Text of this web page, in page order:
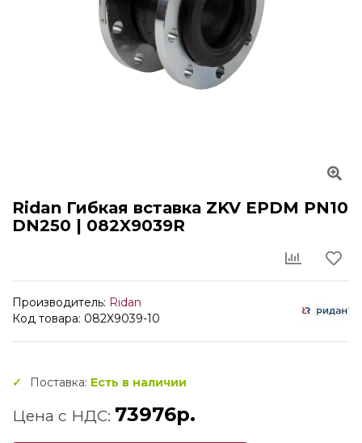
Ridan Гибкая вставка ZKV EPDM PN10
DN250 | 082X9039R
Производитель: Ridan
Код товара: 082X9039-10
Поставка: Есть в наличии
Цена с НДС: 73976р.